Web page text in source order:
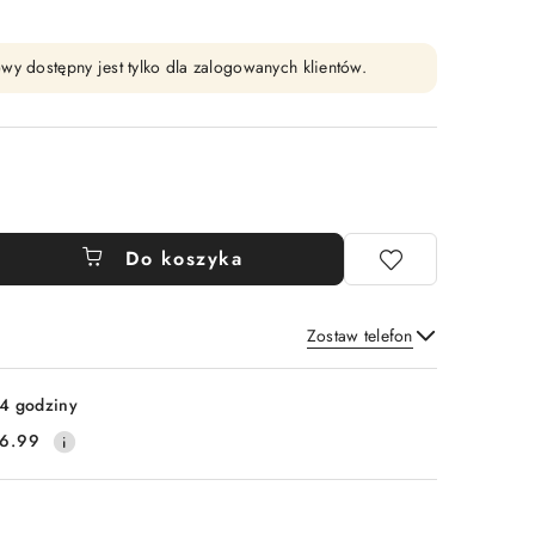
dostępny jest tylko dla zalogowanych klientów.
Do koszyka
Zostaw telefon
Wyślij
godziny